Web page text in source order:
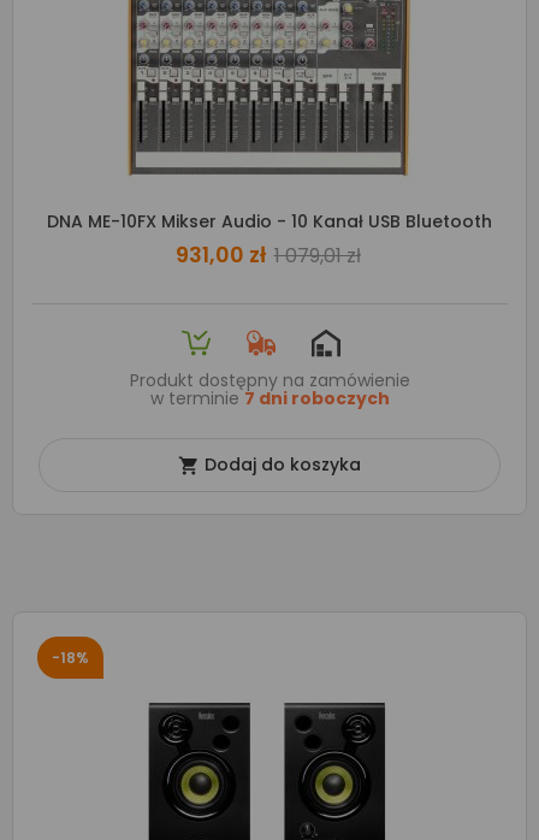
DNA ME-10FX Mikser Audio - 10 Kanał USB Bluetooth
931,00 zł 1 079,01 zł
Produkt dostępny na zamówienie
w terminie 7 dni roboczych
 Dodaj do koszyka
-18%